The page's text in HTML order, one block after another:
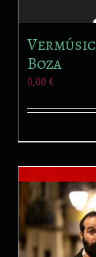
Proyectos audiovisuales
Boza
0,00 €